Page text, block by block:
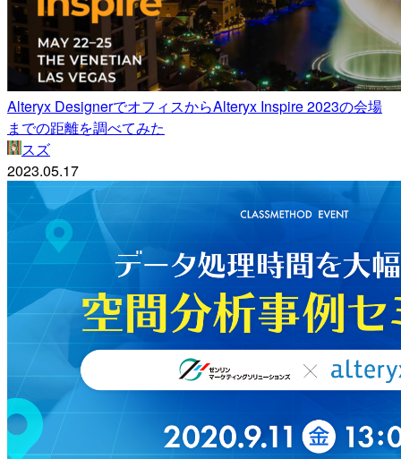
Alteryx DesignerでオフィスからAlteryx Inspire 2023の会場
までの距離を調べてみた
スズ
2023.05.17